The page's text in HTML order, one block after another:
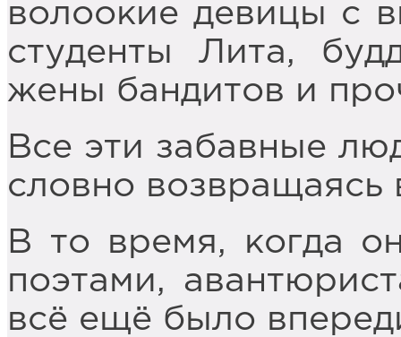
волоокие девицы с
студенты Лита,
жены бандитов и
Все эти забавные
словно возвращаясь
В то время, когда
поэтами,
всё ещё было